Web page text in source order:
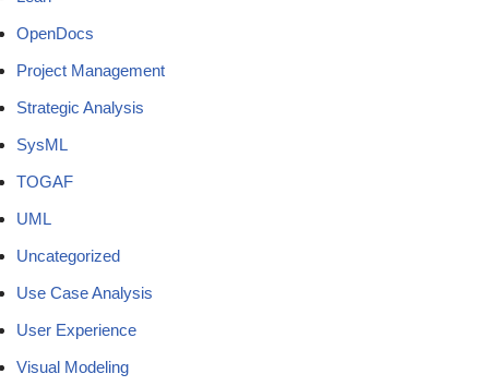
OpenDocs
Project Management
Strategic Analysis
SysML
TOGAF
UML
Uncategorized
Use Case Analysis
User Experience
Visual Modeling